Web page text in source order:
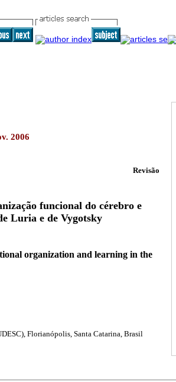
2006
Revisão
funcional do cérebro e
Luria e de Vygotsky
organization and learning in the
Florianópolis, Santa Catarina, Brasil